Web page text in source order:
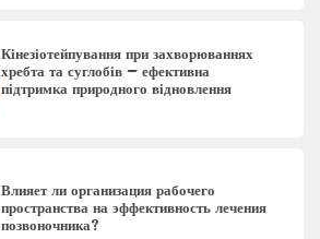
Кінезіотейпування при захворюваннях
хребта та суглобів – ефективна
підтримка природного відновлення
Влияет ли организация рабочего
пространства на эффективность лечения
позвоночника?